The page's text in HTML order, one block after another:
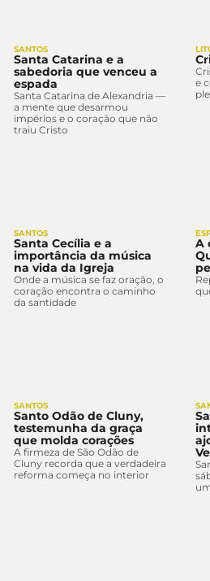
SANTOS
Santa Catarina e a
sabedoria que venceu a
espada
Santa Catarina de Alexandria —
a mente que desarmou
impérios e o coração que não
traiu Cristo
e
SANTOS
Santa Cecília e a
importância da música
na vida da Igreja
Onde a música se faz oração, o
coração encontra o caminho
da santidade
A
SANTOS
Santo Odão de Cluny,
testemunha da graça
que molda corações
A firmeza de São Odão de
Cluny recorda que a verdadeira
reforma começa no interior